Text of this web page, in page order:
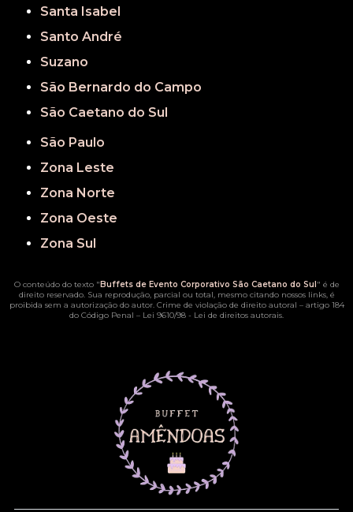
Santa Isabel
Santo André
Suzano
São Bernardo do Campo
São Caetano do Sul
São Paulo
Zona Leste
Zona Norte
Zona Oeste
Zona Sul
O conteúdo do texto "Buffets de Evento Corporativo São Caetano do Sul" é de
direito reservado. Sua reprodução, parcial ou total, mesmo citando nossos links, é
proibida sem a autorização do autor. Crime de violação de direito autoral – artigo 184
do Código Penal – Lei 9610/98 - Lei de direitos autorais